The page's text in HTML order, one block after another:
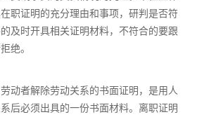
职证明的充分理由和事项，研判是否符
及时开具相关证明材料，不符合的要跟
绝。
动者解除劳动关系的书面证明，是用人
后必须出具的一份书面材料。离职证明